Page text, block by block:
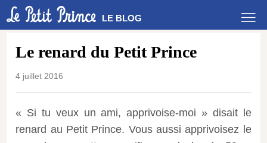
LE BLOG
Le renard du Petit Prince
4 juillet 2016
« Si tu veux un ami, apprivoise-moi » disait le
renard au Petit Prince. Vous aussi apprivoisez le